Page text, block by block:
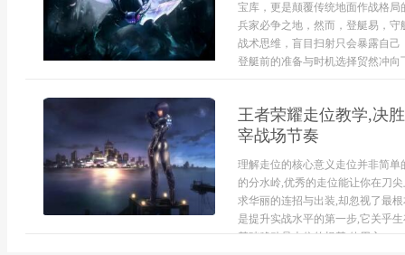
宝库，更是颠覆传统地面作战格
兵家必争之地，然而，登艇易，
战术思维，盲目扫射只会暴露自
登艇前的准备与时机选择贸然冲
王者荣耀走位教学,决
宰战场节奏
理解走位的核心意义走位并非简
的分水岭,优秀的走位能让你在刀
求华丽的连招与出装,却忽视了最
是提升实战水平的第一步,它关乎
基础移动是走位的根基,使用方...